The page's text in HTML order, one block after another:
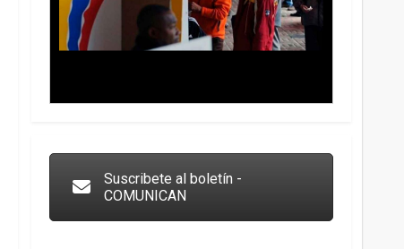
Suscribete al boletín -
COMUNICAN